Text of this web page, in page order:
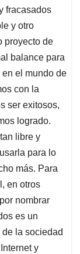
fracasados
y otro
proyecto de
balance para
el mundo de
con la
ser exitosos,
logrado.
libre y
para lo
más. Para
en otros
nombrar
es un
la sociedad
y